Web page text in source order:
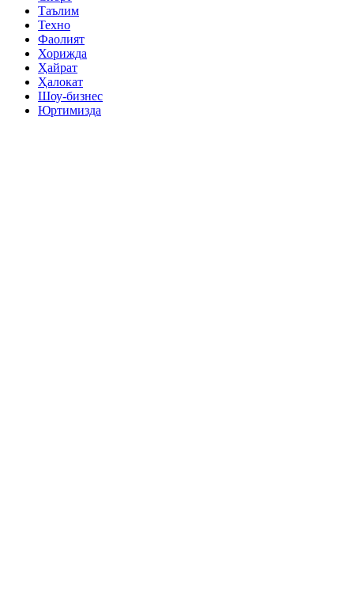
Таълим
Техно
Фаолият
Хорижда
Ҳайрат
Ҳалокат
Шоу-бизнес
Юртимизда